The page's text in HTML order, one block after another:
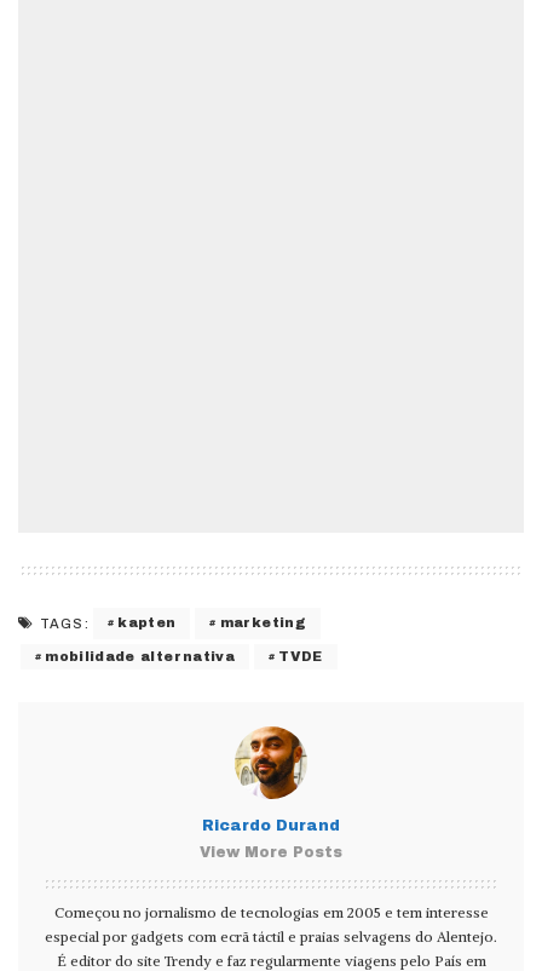
TAGS: kapten marketing
mobilidade alternativa TVDE
Ricardo Durand
View More Posts
Começou no jornalismo de tecnologias em 2005 e tem interesse
especial por gadgets com ecrã táctil e praias selvagens do Alentejo.
É editor do site Trendy e faz regularmente viagens pelo País em